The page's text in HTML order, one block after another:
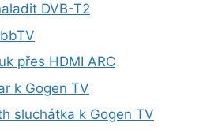
DVB-T2
přes HDMI ARC
k Gogen TV
sluchátka k Gogen TV